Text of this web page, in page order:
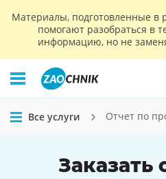
Материалы, подготовленные в
помогают разобраться в
информацию, но не
Все услуги Отчет по
Заказать